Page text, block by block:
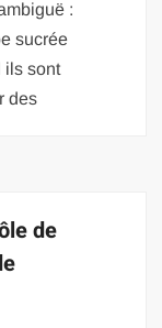
:
sucrée
ils sont
des
de